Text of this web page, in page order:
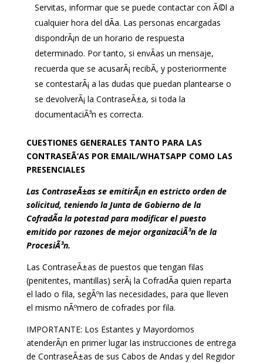
Servitas, informar que se puede contactar con Ã©l a
cualquier hora del dÃ­a. Las personas encargadas
dispondrÃ¡n de un horario de respuesta
determinado. Por tanto, si envÃ­as un mensaje,
recuerda que se acusarÃ¡ recibÃ­, y posteriormente
se contestarÃ¡ a las dudas que puedan plantearse o
se devolverÃ¡ la ContraseÃ±a, si toda la
documentaciÃ³n es correcta.
CUESTIONES GENERALES TANTO PARA LAS
CONTRASEÃ‘AS POR EMAIL/WHATSAPP COMO LAS
PRESENCIALES
Las ContraseÃ±as se emitirÃ¡n en estricto orden de
solicitud, teniendo la Junta de Gobierno de la
CofradÃ­a la potestad para modificar el puesto
emitido por razones de mejor organizaciÃ³n de la
ProcesiÃ³n.
Las ContraseÃ±as de puestos que tengan filas
(penitentes, mantillas) serÃ¡ la CofradÃ­a quien reparta
el lado o fila, segÃºn las necesidades, para que lleven
el mismo nÃºmero de cofrades por fila.
IMPORTANTE: Los Estantes y Mayordomos
atenderÃ¡n en primer lugar las instrucciones de entrega
de ContraseÃ±as de sus Cabos de Andas y del Regidor